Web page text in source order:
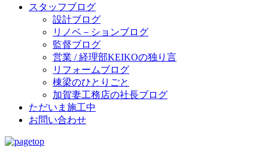
スタッフブログ
設計ブログ
リノベ－ションブログ
監督ブログ
営業 / 経理部KEIKOの独り言
リフォームブログ
棟梁のひとりごと
加賀妻工務店の社長ブログ
ただいま施工中
お問い合わせ